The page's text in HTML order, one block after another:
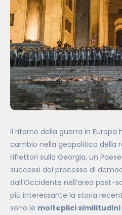
Il ritorno della guerra in
cambio nella geopolitica della
riflettori sulla Georgia, un
successi del processo di
dall’Occidente nell’area post-
più interessante la storia
sono le molteplici similitudini